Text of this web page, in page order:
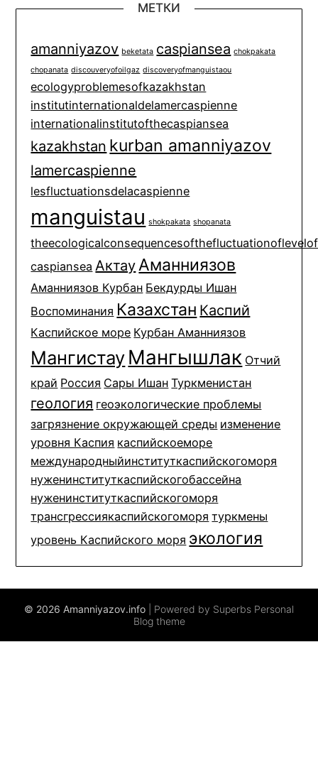
МЕТКИ
amanniyazov beketata caspiansea chokpakata
chopanata discouveryofoilgaz discoveryofmanguistaou
ecologyproblemesofkazakhstan
institutinternationaldelamercaspienne
internationalinstitutofthecaspiansea
kazakhstan kurban amanniyazov
lamercaspienne
lesfluctuationsdelacaspienne
manguistau shokpakata shopanata
caspiansea АктауАманниязов
Аманниязов Курбан Бекдурды Ишан
Воспоминания Казахстан Каспий
Каспийское море Курбан Аманниязов
МангистауМангышлак Отчий
край Россия Сары Ишан Туркменистан
геология геоэкологические проблемы
загрязнение окружающей среды изменение
уровня Каспия каспийскоеморе
международныйинституткаспийскогоморя
нуженинституткаспийскогобассейна
нуженинституткаспийскогоморя
трансгрессиякаспийскогоморя туркмены
уровень Каспийского моря экология
© 2026 Amanniyazov.info | Powered by Superbs Personal
Blog theme